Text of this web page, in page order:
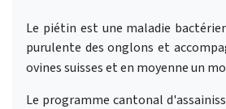
Le piétin est une maladie
purulente des onglons et
ovines suisses et en moyenne un
Le programme cantonal